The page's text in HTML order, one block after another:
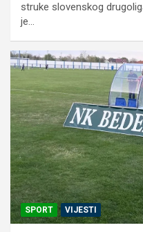
struke slovenskog
je…
SPORT VIJESTI